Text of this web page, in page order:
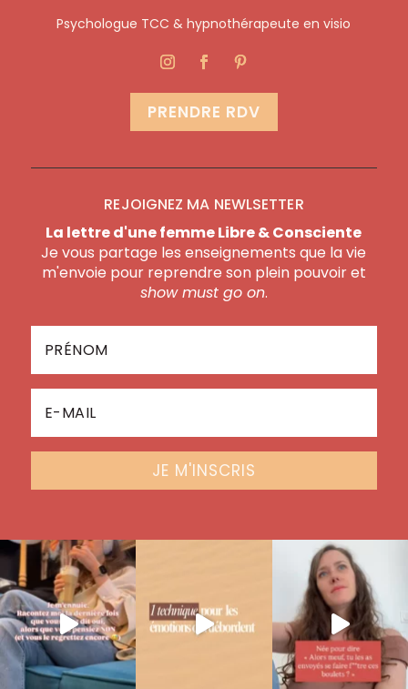
Psychologue TCC & hypnothérapeute en visio
PRENDRE RDV
REJOIGNEZ MA NEWLSETTER
La lettre d'une femme Libre & Consciente
Je vous partage les enseignements que la vie
m'envoie pour reprendre son plein pouvoir et
show must go on.
JE M'INSCRIS